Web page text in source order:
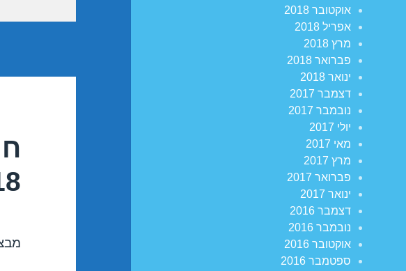
אוקטובר 2018
אפריל 2018
מרץ 2018
פברואר 2018
ינואר 2018
דצמבר 2017
נובמבר 2017
יולי 2017
מאי 2017
מרץ 2017
פברואר 2017
ינואר 2017
דצמבר 2016
נובמבר 2016
אוקטובר 2016
ספטמבר 2016